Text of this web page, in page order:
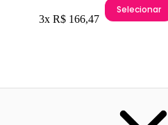
3x R$ 166,47
Selecionar